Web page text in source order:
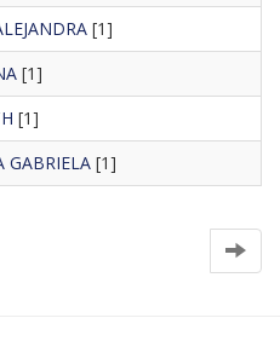
[1]
[1]
[1]
GABRIELA [1]